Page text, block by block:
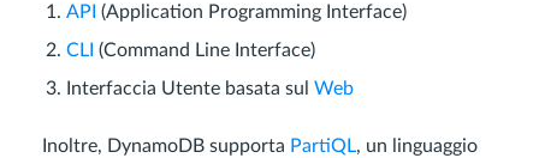
API (Application Programming Interface)
CLI (Command Line Interface)
Interfaccia Utente basata sul Web
Inoltre, DynamoDB supporta PartiQL, un linguaggio